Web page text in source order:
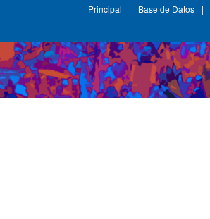
Principal | Base de Datos |